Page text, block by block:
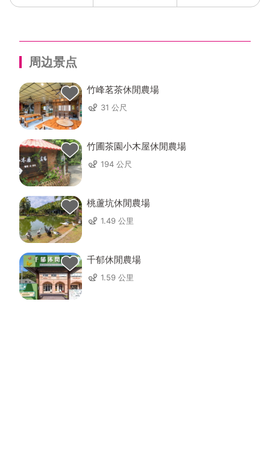
周边景点
竹峰茗茶休閒農場
31 公尺
竹圃茶園小木屋休閒農場
194 公尺
桃蘆坑休閒農場
1.49 公里
千郁休閒農場
1.59 公里